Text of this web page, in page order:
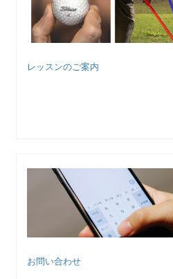
レッスンのご案内
お問い合わせ